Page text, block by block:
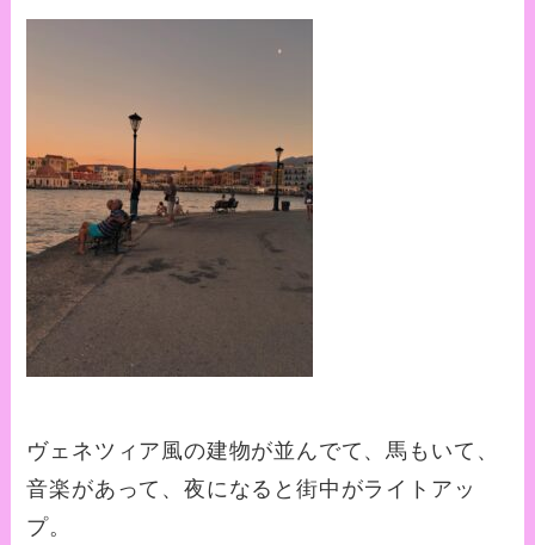
ヴェネツィア風の建物が並んでて、馬もいて、
音楽があって、夜になると街中がライトアッ
プ。